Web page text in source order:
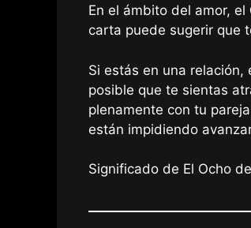
En el ámbito del amor, el
carta puede sugerir que
Si estás en una relación,
posible que te sientas
plenamente con tu
están impidiendo
Significado de El Ocho